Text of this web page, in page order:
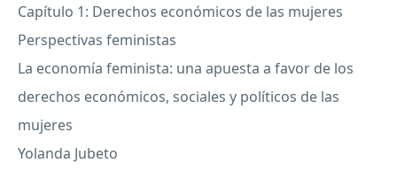
Capítulo 1: Derechos económicos de las mujeres
Perspectivas feministas
La economía feminista: una apuesta a favor de los
derechos económicos, sociales y políticos de las
mujeres
Yolanda Jubeto